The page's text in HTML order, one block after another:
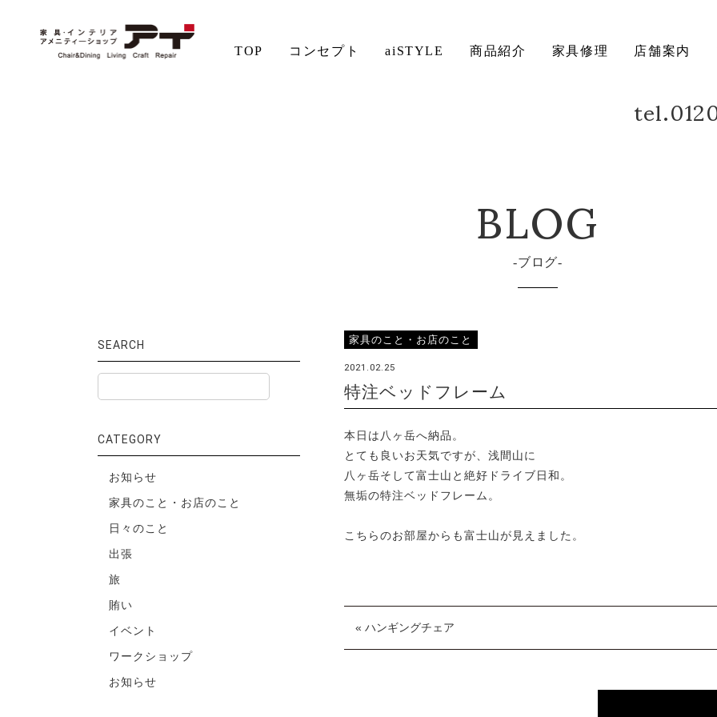
TOP コンセプト aiSTYLE 商品紹介 家具修理 店舗案内
BLOG
ブログ
家具のこと・お店のこと
2021.02.25
特注ベッドフレーム
本日は八ヶ岳へ納品。
とても良いお天気ですが、浅間山に
八ヶ岳そして富士山と絶好ドライブ日和。
無垢の特注ベッドフレーム。
こちらのお部屋からも富士山が見えました。
« ハンギングチェア
SEARCH
CATEGORY
お知らせ
家具のこと・お店のこと
日々のこと
出張
旅
賄い
イベント
ワークショップ
お知らせ